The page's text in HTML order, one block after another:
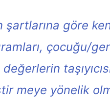
şartlarına göre
çocuğu/
meye yönelik